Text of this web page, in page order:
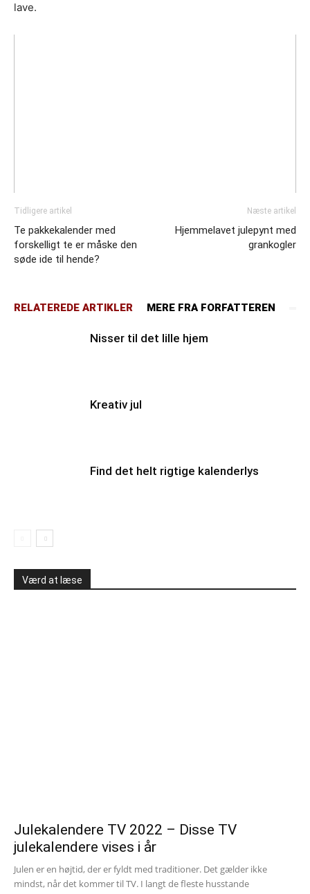
lave.
Tidligere artikel
Te pakkekalender med
forskelligt te er måske den
søde ide til hende?
Næste artikel
Hjemmelavet julepynt med
grankogler
RELATEREDE ARTIKLER MERE FRA FORFATTEREN
Nisser til det lille hjem
Kreativ jul
Find det helt rigtige kalenderlys
Værd at læse
Julekalendere TV 2022 – Disse TV
julekalendere vises i år
Julen er en højtid, der er fyldt med traditioner. Det gælder ikke
mindst, når det kommer til TV. I langt de fleste husstande